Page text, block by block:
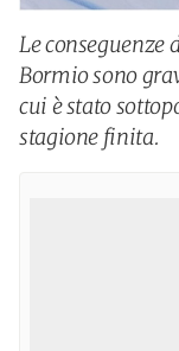
Le conseguenze
Bormio sono
cui è stato
stagione finita.